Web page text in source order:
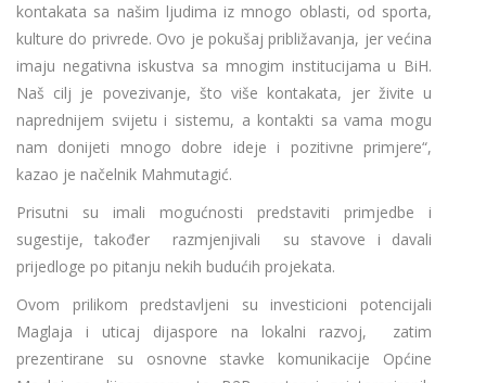
kontakata sa našim ljudima iz mnogo oblasti, od sporta,
kulture do privrede. Ovo je pokušaj približavanja, jer većina
imaju negativna iskustva sa mnogim institucijama u BiH.
Naš cilj je povezivanje, što više kontakata, jer živite u
naprednijem svijetu i sistemu, a kontakti sa vama mogu
nam donijeti mnogo dobre ideje i pozitivne primjere“,
kazao je načelnik Mahmutagić.
Prisutni su imali mogućnosti predstaviti primjedbe i
sugestije, također razmjenjivali su stavove i davali
prijedloge po pitanju nekih budućih projekata.
Ovom prilikom predstavljeni su investicioni potencijali
Maglaja i uticaj dijaspore na lokalni razvoj, zatim
prezentirane su osnovne stavke komunikacije Općine